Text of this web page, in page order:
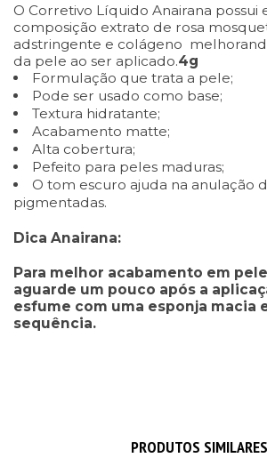
O Corretivo Líquido Anairana possui
composição extrato de rosa
adstringente e colágeno
da pele ao ser aplicado.4g
Formulação que trata a pele;
Pode ser usado como base;
Textura hidratante;
Acabamento matte;
Alta cobertura;
Pefeito para peles maduras;
O tom escuro ajuda na anulação
pigmentadas.
Dica Anairana:
Para melhor acabamento em
aguarde um pouco após a
esfume com uma esponja macia
sequência.
PRODUTOS SIMILARES